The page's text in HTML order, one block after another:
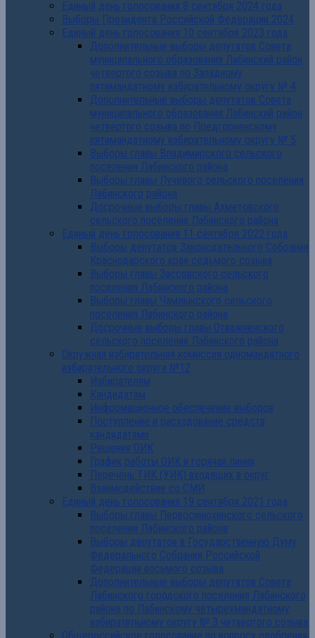
Единый день голосования 8 сентября 2024 года
Выборы Президента Российской Федерации 2024
Единый день голосования 10 сентября 2023 года
Дополнительные выборы депутатов Совета
муниципального образования Лабинский район
четвертого созыва по Западному
пятимандатному избирательному округу № 4
Дополнительные выборы депутатов Совета
муниципального образования Лабинский район
четвертого созыва по Предгорненскому
пятимандатному избирательному округу № 5
Выборы главы Владимирского сельского
поселения Лабинского района
Выборы главы Лучевого сельского поселения
Лабинского района
Досрочные выборы главы Ахметовского
сельского поселения Лабинского района
Единый день голосования 11 сентября 2022 года
Выборы депутатов Законодательного Собрания
Краснодарского края седьмого созыва
Выборы главы Зассовского сельского
поселения Лабинского района
Выборы главы Чамлыкского сельского
поселения Лабинского района
Досрочные выборы главы Отважненского
сельского поселения Лабинского района
Окружная избирательная комиссия одномандатного
избирательного округа №12
Избирателям
Кандидатам
Информационное обеспечение выборов
Поступление и расходование средств
кандидатами
Решения ОИК
График работы ОИК и горячая линия
Перечень ТИК (УИК) входящих в округ
Взаимодействие со СМИ
Единый день голосования 19 сентября 2021 года
Выборы главы Первосинюхинского сельского
поселения Лабинского района
Выборы депутатов в Государственную Думу
Федерального Собрания Российской
Федерации восьмого созыва
Дополнительные выборы депутатов Совета
Лабинского городского поселения Лабинского
района по Лабинскому четырехмандатному
избирательному округу № 3 четвертого созыва